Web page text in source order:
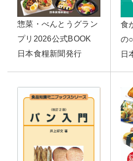
惣菜・べんとうグラン
プリ2026公式BOOK
日本食糧新聞発行
食
の
日